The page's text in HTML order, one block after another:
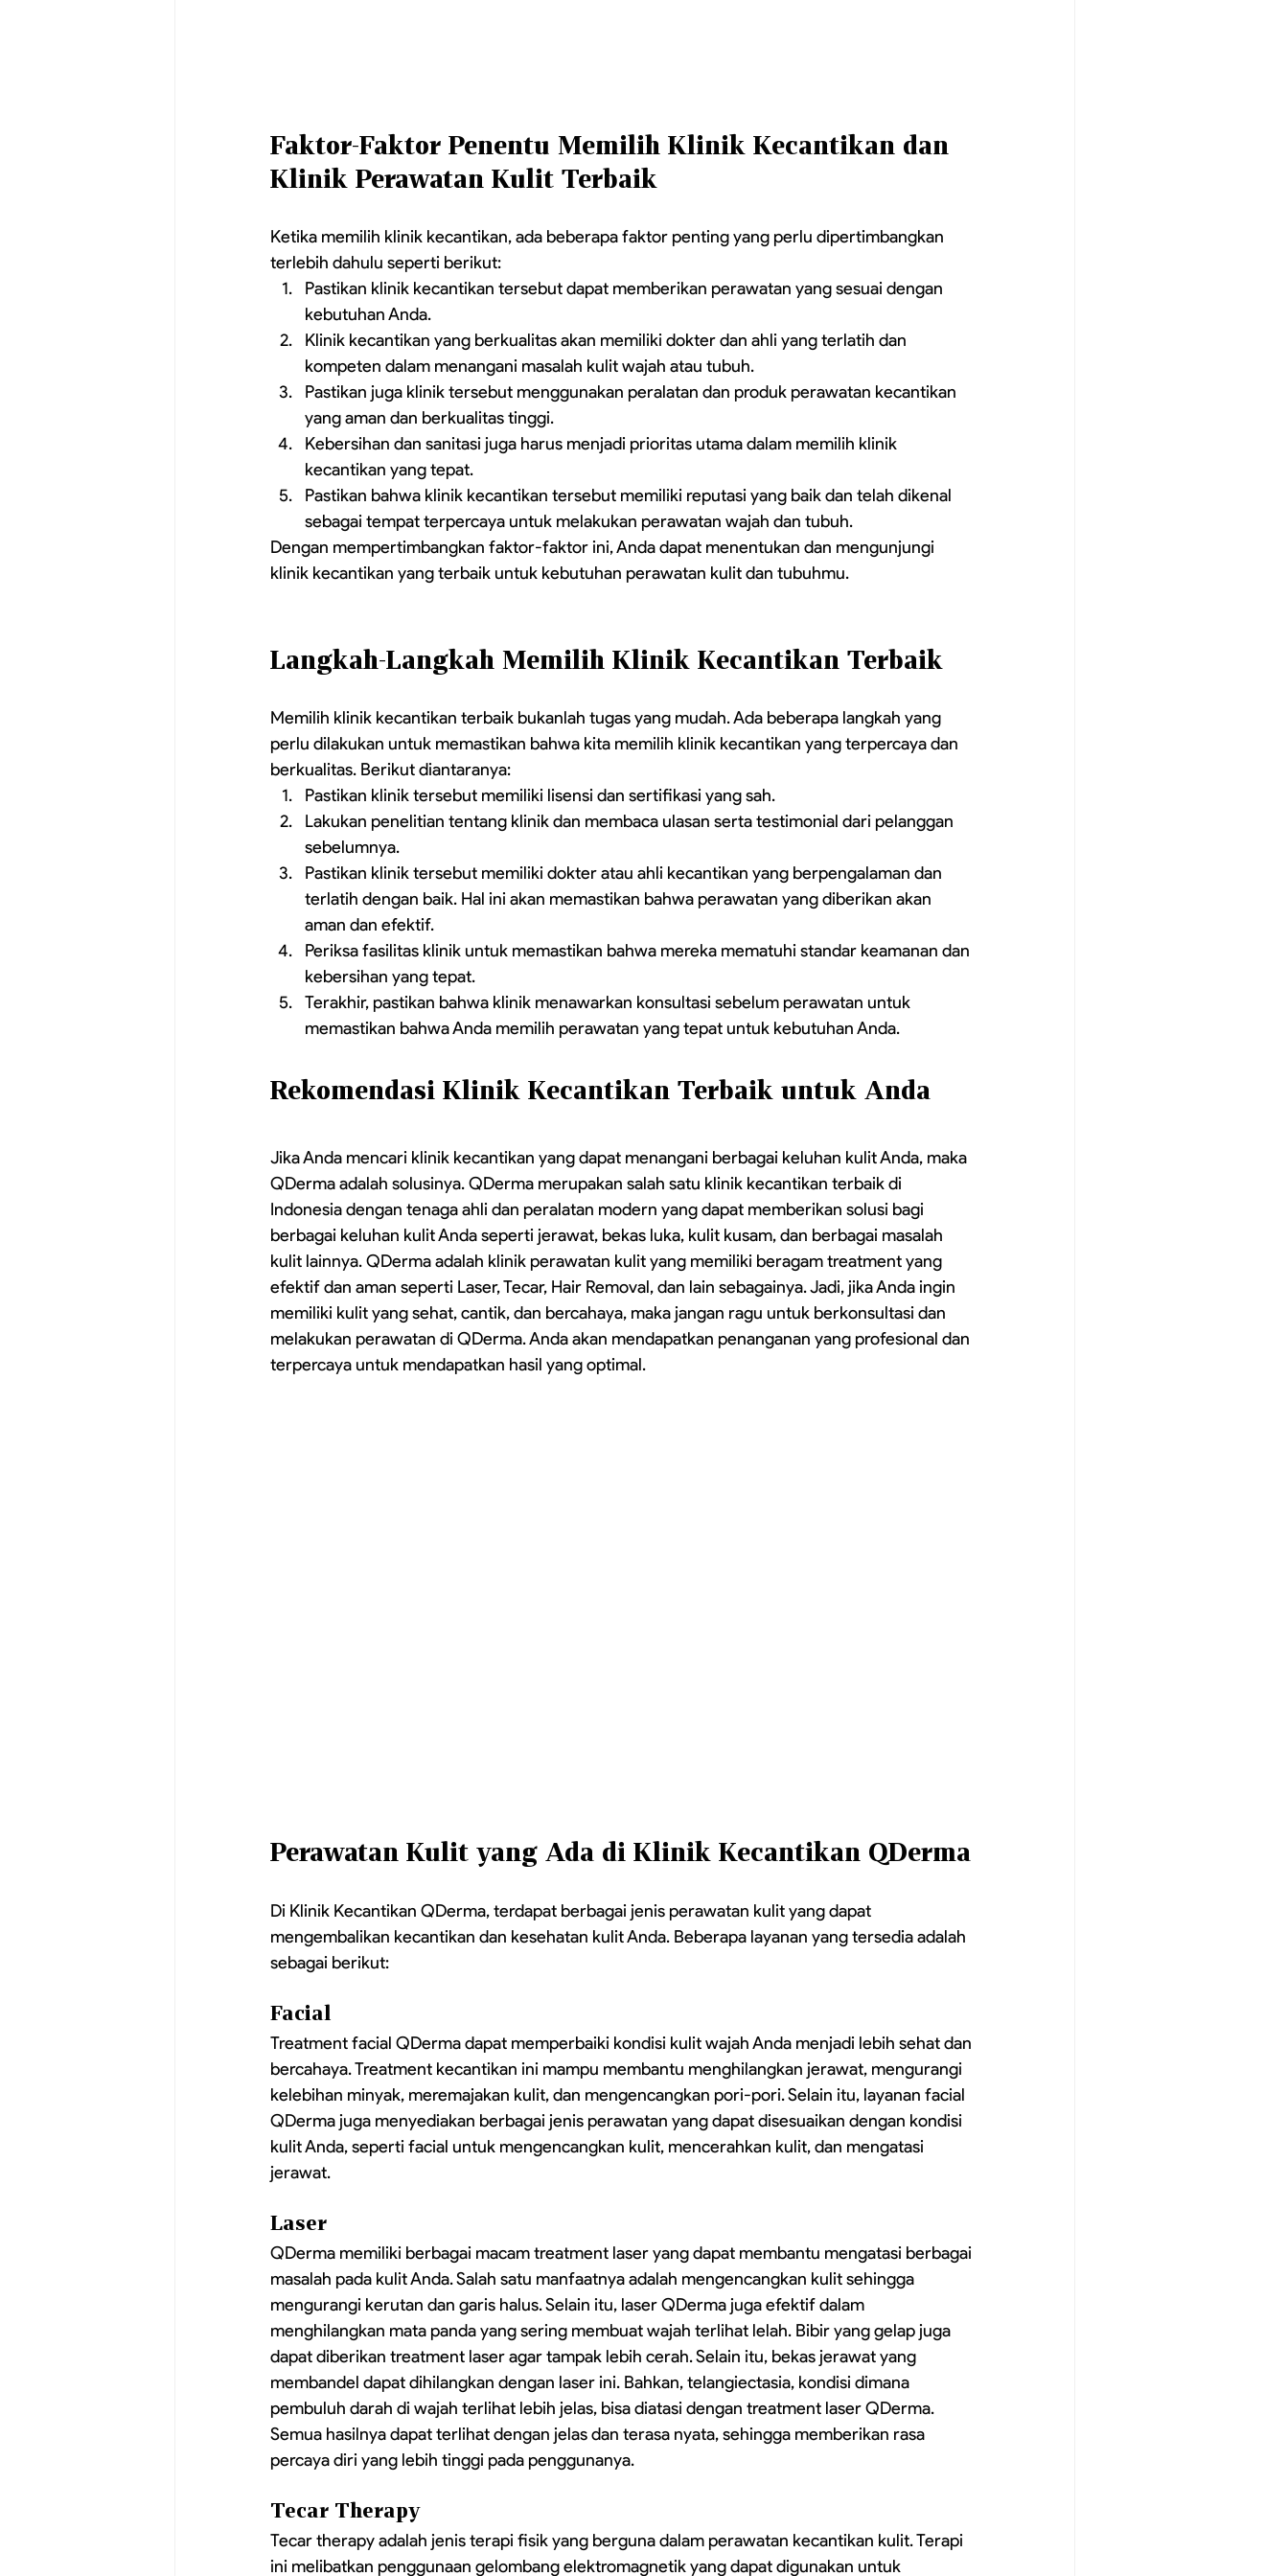
Faktor-Faktor Penentu Memilih Klinik Kecantikan dan
Klinik Perawatan Kulit Terbaik
Ketika memilih klinik kecantikan, ada beberapa faktor penting yang perlu dipertimbangkan
terlebih dahulu seperti berikut:
Pastikan klinik kecantikan tersebut dapat memberikan perawatan yang sesuai dengan
kebutuhan Anda.
Klinik kecantikan yang berkualitas akan memiliki dokter dan ahli yang terlatih dan
kompeten dalam menangani masalah kulit wajah atau tubuh.
Pastikan juga klinik tersebut menggunakan peralatan dan produk perawatan kecantikan
yang aman dan berkualitas tinggi.
Kebersihan dan sanitasi juga harus menjadi prioritas utama dalam memilih klinik
kecantikan yang tepat.
Pastikan bahwa klinik kecantikan tersebut memiliki reputasi yang baik dan telah dikenal
sebagai tempat terpercaya untuk melakukan perawatan wajah dan tubuh.
Dengan mempertimbangkan faktor-faktor ini, Anda dapat menentukan dan mengunjungi
klinik kecantikan yang terbaik untuk kebutuhan perawatan kulit dan tubuhmu.
Langkah-Langkah Memilih Klinik Kecantikan Terbaik
Memilih klinik kecantikan terbaik bukanlah tugas yang mudah. Ada beberapa langkah yang
perlu dilakukan untuk memastikan bahwa kita memilih klinik kecantikan yang terpercaya dan
berkualitas. Berikut diantaranya:
Pastikan klinik tersebut memiliki lisensi dan sertifikasi yang sah.
Lakukan penelitian tentang klinik dan membaca ulasan serta testimonial dari pelanggan
sebelumnya.
Pastikan klinik tersebut memiliki dokter atau ahli kecantikan yang berpengalaman dan
terlatih dengan baik. Hal ini akan memastikan bahwa perawatan yang diberikan akan
aman dan efektif.
Periksa fasilitas klinik untuk memastikan bahwa mereka mematuhi standar keamanan dan
kebersihan yang tepat.
Terakhir, pastikan bahwa klinik menawarkan konsultasi sebelum perawatan untuk
memastikan bahwa Anda memilih perawatan yang tepat untuk kebutuhan Anda.
Rekomendasi Klinik Kecantikan Terbaik untuk Anda
Jika Anda mencari klinik kecantikan yang dapat menangani berbagai keluhan kulit Anda, maka
QDerma adalah solusinya. QDerma merupakan salah satu klinik kecantikan terbaik di
Indonesia dengan tenaga ahli dan peralatan modern yang dapat memberikan solusi bagi
berbagai keluhan kulit Anda seperti jerawat, bekas luka, kulit kusam, dan berbagai masalah
kulit lainnya. QDerma adalah klinik perawatan kulit yang memiliki beragam treatment yang
efektif dan aman seperti Laser, Tecar, Hair Removal, dan lain sebagainya. Jadi, jika Anda ingin
memiliki kulit yang sehat, cantik, dan bercahaya, maka jangan ragu untuk berkonsultasi dan
melakukan perawatan di QDerma. Anda akan mendapatkan penanganan yang profesional dan
terpercaya untuk mendapatkan hasil yang optimal.
Perawatan Kulit yang Ada di Klinik Kecantikan QDerma
Di Klinik Kecantikan QDerma, terdapat berbagai jenis perawatan kulit yang dapat
mengembalikan kecantikan dan kesehatan kulit Anda. Beberapa layanan yang tersedia adalah
sebagai berikut:
Facial
Treatment facial QDerma dapat memperbaiki kondisi kulit wajah Anda menjadi lebih sehat dan
bercahaya. Treatment kecantikan ini mampu membantu menghilangkan jerawat, mengurangi
kelebihan minyak, meremajakan kulit, dan mengencangkan pori-pori. Selain itu, layanan facial
QDerma juga menyediakan berbagai jenis perawatan yang dapat disesuaikan dengan kondisi
kulit Anda, seperti facial untuk mengencangkan kulit, mencerahkan kulit, dan mengatasi
jerawat.
Laser
QDerma memiliki berbagai macam treatment laser yang dapat membantu mengatasi berbagai
masalah pada kulit Anda. Salah satu manfaatnya adalah mengencangkan kulit sehingga
mengurangi kerutan dan garis halus. Selain itu, laser QDerma juga efektif dalam
menghilangkan mata panda yang sering membuat wajah terlihat lelah. Bibir yang gelap juga
dapat diberikan treatment laser agar tampak lebih cerah. Selain itu, bekas jerawat yang
membandel dapat dihilangkan dengan laser ini. Bahkan, telangiectasia, kondisi dimana
pembuluh darah di wajah terlihat lebih jelas, bisa diatasi dengan treatment laser QDerma.
Semua hasilnya dapat terlihat dengan jelas dan terasa nyata, sehingga memberikan rasa
percaya diri yang lebih tinggi pada penggunanya.
Tecar Therapy
Tecar therapy adalah jenis terapi fisik yang berguna dalam perawatan kecantikan kulit. Terapi
ini melibatkan penggunaan gelombang elektromagnetik yang dapat digunakan untuk